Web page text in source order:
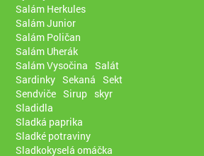
Salám Herkules
Salám Junior
Salám Poličan
Salám Uherák
Salám Vysočina Salát
Sardinky Sekaná Sekt
Sendviče Sirup skyr
Sladidla
Sladká paprika
Sladké potraviny
Sladkokyselá omáčka